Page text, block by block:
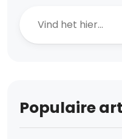
Populaire